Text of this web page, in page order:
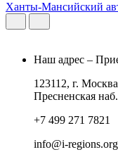
Ханты-Мансийский
Наш адрес –
123112, г.
Пресненская
+7 499 271 7821
info@i-regions.org